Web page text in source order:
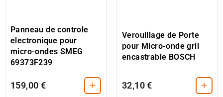
Panneau de controle
electronique pour
micro-ondes SMEG
69373F239
159,00 € +
Verouillage de Porte
pour Micro-onde gril
encastrable BOSCH
32,10 € +